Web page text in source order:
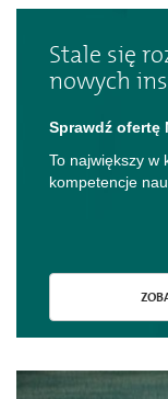
Stale się
nowych
Sprawdź ofertę
To największy w
kompetencje